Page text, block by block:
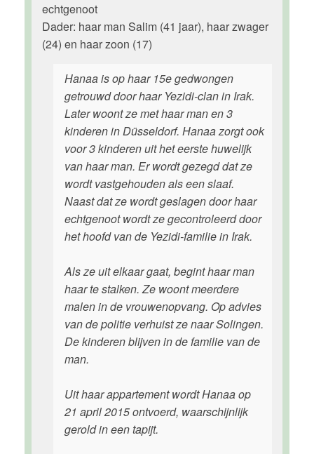
echtgenoot
Dader: haar man Salim (41 jaar), haar zwager
(24) en haar zoon (17)
Hanaa is op haar 15e gedwongen
getrouwd door haar Yezidi-clan in Irak.
Later woont ze met haar man en 3
kinderen in Düsseldorf. Hanaa zorgt ook
voor 3 kinderen uit het eerste huwelijk
van haar man. Er wordt gezegd dat ze
wordt vastgehouden als een slaaf.
Naast dat ze wordt geslagen door haar
echtgenoot wordt ze gecontroleerd door
het hoofd van de Yezidi-familie in Irak.
Als ze uit elkaar gaat, begint haar man
haar te stalken. Ze woont meerdere
malen in de vrouwenopvang. Op advies
van de politie verhuist ze naar Solingen.
De kinderen blijven in de familie van de
man.
Uit haar appartement wordt Hanaa op
21 april 2015 ontvoerd, waarschijnlijk
gerold in een tapijt.